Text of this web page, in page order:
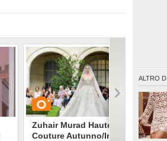
ALTRO DI
Zuhair Murad Haute
Couture Autunno/Inverno